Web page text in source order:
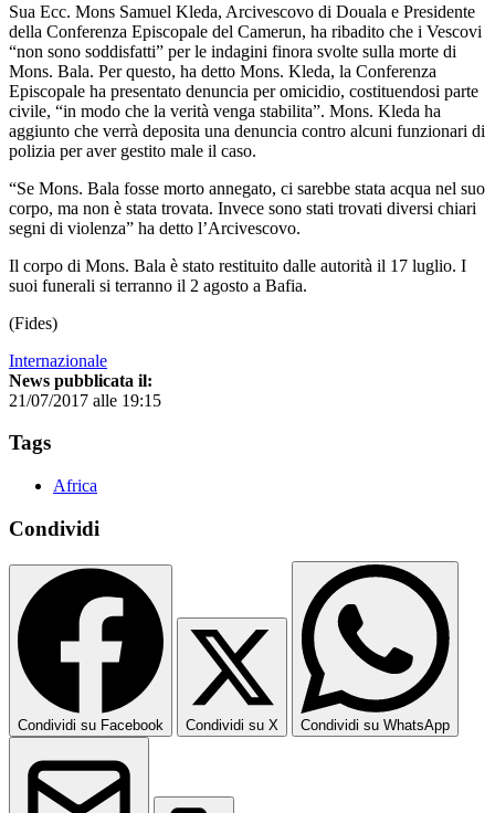
Sua Ecc. Mons Samuel Kleda, Arcivescovo di Douala e Presidente
della Conferenza Episcopale del Camerun, ha ribadito che i Vescovi
“non sono soddisfatti” per le indagini finora svolte sulla morte di
Mons. Bala. Per questo, ha detto Mons. Kleda, la Conferenza
Episcopale ha presentato denuncia per omicidio, costituendosi parte
civile, “in modo che la verità venga stabilita”. Mons. Kleda ha
aggiunto che verrà deposita una denuncia contro alcuni funzionari di
polizia per aver gestito male il caso.
“Se Mons. Bala fosse morto annegato, ci sarebbe stata acqua nel suo
corpo, ma non è stata trovata. Invece sono stati trovati diversi chiari
segni di violenza” ha detto l’Arcivescovo.
Il corpo di Mons. Bala è stato restituito dalle autorità il 17 luglio. I
suoi funerali si terranno il 2 agosto a Bafia.
(Fides)
Internazionale
News pubblicata il:
21/07/2017 alle 19:15
Tags
Africa
Condividi
Condividi su Facebook Condividi su X Condividi su WhatsApp